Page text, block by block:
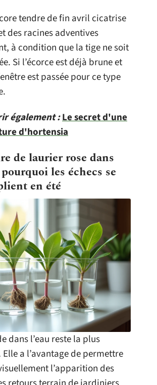
tendre de fin avril cicatrise
des racines adventives
à condition que la tige ne soit
Si l’écorce est déjà brune et
est passée pour ce type
également :Le secret d'une
d'hortensia
de laurier rose dans
pourquoi les échecs se
en été
dans l’eau reste la plus
a l’avantage de permettre
l’apparition des